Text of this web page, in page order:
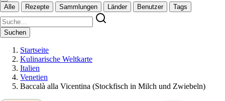
Alle Rezepte Sammlungen Länder Benutzer Tags
Suchen
Startseite
Kulinarische Weltkarte
Italien
Venetien
Baccalà alla Vicentina (Stockfisch in Milch und Zwiebeln)